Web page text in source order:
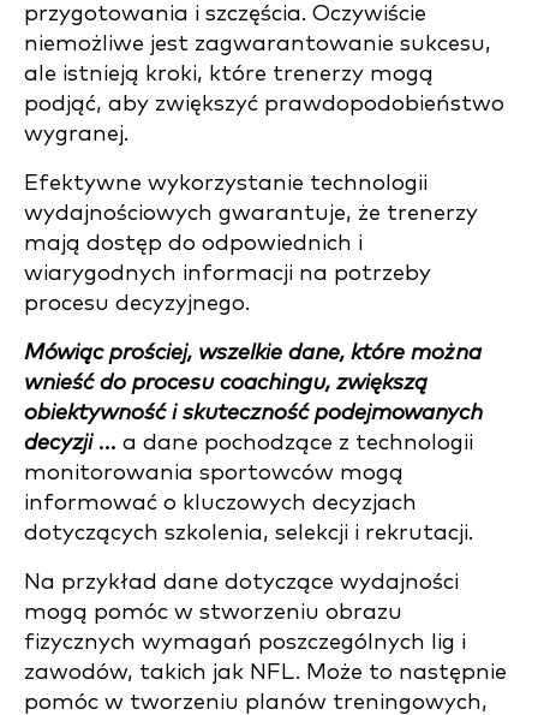
przygotowania i szczęścia. Oczywiście
niemożliwe jest zagwarantowanie sukcesu,
ale istnieją kroki, które trenerzy mogą
podjąć, aby zwiększyć prawdopodobieństwo
wygranej.
Efektywne wykorzystanie technologii
wydajnościowych gwarantuje, że trenerzy
mają dostęp do odpowiednich i
wiarygodnych informacji na potrzeby
procesu decyzyjnego.
Mówiąc prościej, wszelkie dane, które można
wnieść do procesu coachingu, zwiększą
obiektywność i skuteczność podejmowanych
decyzji ... a dane pochodzące z technologii
monitorowania sportowców mogą
informować o kluczowych decyzjach
dotyczących szkolenia, selekcji i rekrutacji.
Na przykład dane dotyczące wydajności
mogą pomóc w stworzeniu obrazu
fizycznych wymagań poszczególnych lig i
zawodów, takich jak NFL. Może to następnie
pomóc w tworzeniu planów treningowych,